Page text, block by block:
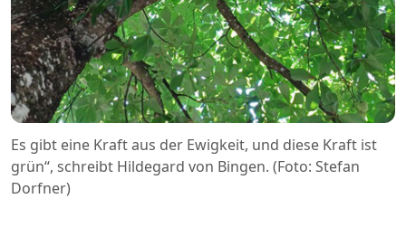
Es gibt eine Kraft aus der Ewigkeit, und diese Kraft ist
grün“, schreibt Hildegard von Bingen. (Foto: Stefan
Dorfner)